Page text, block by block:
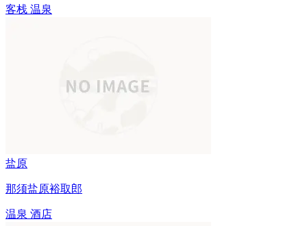
客栈 温泉
盐原
那须盐原裕取郎
温泉 酒店